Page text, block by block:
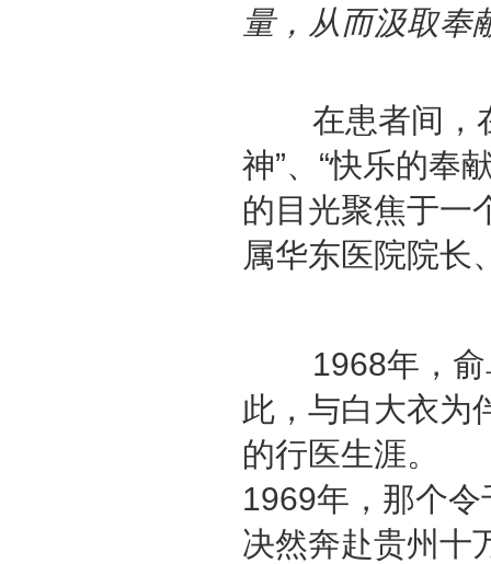
量，从而汲取奉
在患者间，在
神”、“快乐的奉
的目光聚焦于一
属华东医院院长
1968年，俞
此，与白大衣为
的行医生涯。
1969年，那个
决然奔赴贵州十